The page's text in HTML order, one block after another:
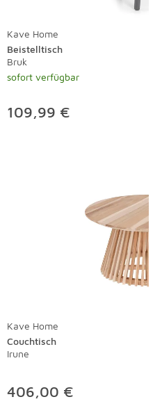
Kave Home
Beistelltisch
Bruk
sofort verfügbar
109,99 €
Kave Home
Couchtisch
Irune
406,00 €